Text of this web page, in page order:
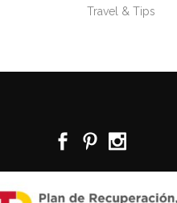
Travel & Tips